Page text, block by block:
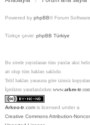
Powered by phpBB® Forum
Türkçe çeviri: phpBB Türkiye
Bu sitede yayınlanan tüm yazılar aksi
ait olup tüm hakları saklıdır.
Telif hakları yasasına göre izinsiz
İçerikten yararlanılırken www.arkeo-tr.com
Arkeo-tr .com is licensed under a
Creative Commons Attribution-